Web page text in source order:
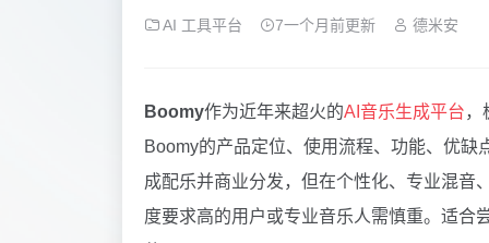
AI 工具平台 7一个月前更新 德米安
Boomy作为近年来超火的AI音乐生成平台，
Boomy的产品定位、使用流程、功能、优
成配乐并商业分发，但在个性化、专业混音
度要求高的用户或专业音乐人需慎重。适合